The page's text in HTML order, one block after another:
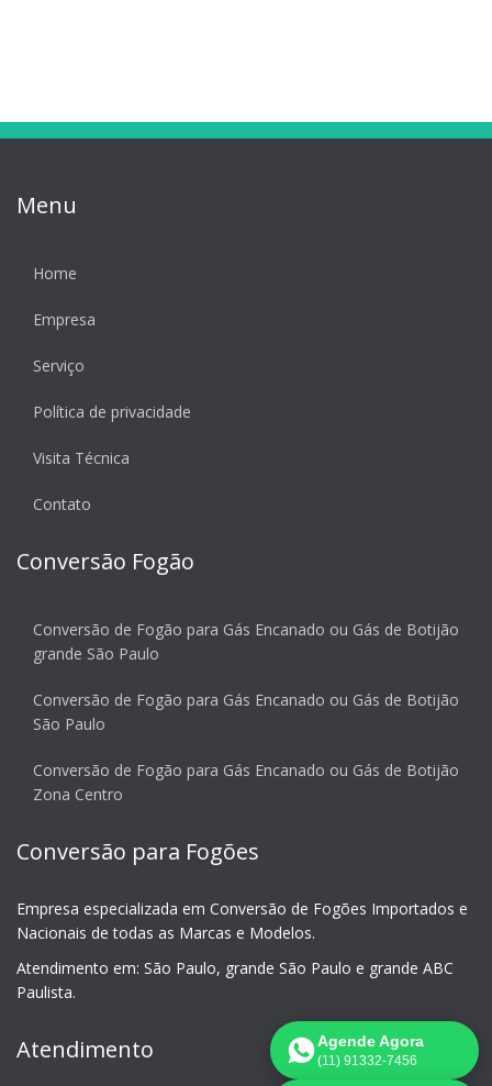
Menu
Home
Empresa
Serviço
Política de privacidade
Visita Técnica
Contato
Conversão Fogão
Conversão de Fogão para Gás Encanado ou Gás de Botijão
grande São Paulo
Conversão de Fogão para Gás Encanado ou Gás de Botijão
São Paulo
Conversão de Fogão para Gás Encanado ou Gás de Botijão
Zona Centro
Conversão para Fogões
Empresa especializada em Conversão de Fogões Importados e
Nacionais de todas as Marcas e Modelos.
Atendimento em: São Paulo, grande São Paulo e grande ABC
Paulista.
Atendimento Agende Agora
(11) 91332-7456